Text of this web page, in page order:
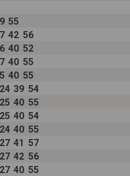
55
42 56
40 52
40 55
40 55
24 39 54
25 40 55
25 40 54
24 40 55
27 41 57
27 42 56
27 40 55